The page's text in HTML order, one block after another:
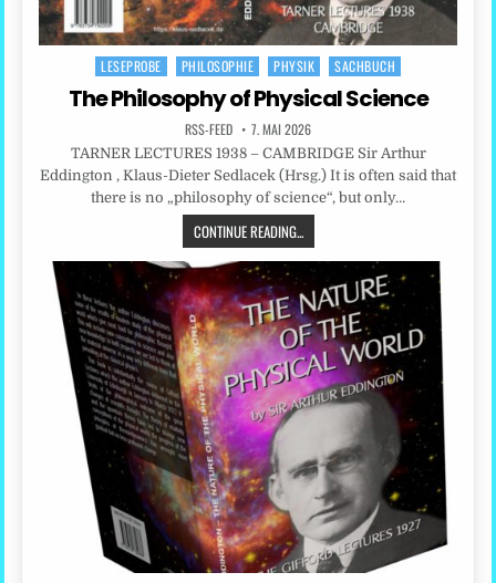
Posted
LESEPROBE PHILOSOPHIE PHYSIK SACHBUCH
The Philosophy of Physical Science
RSS-FEED 7. MAI 2026
TARNER LECTURES 1938 – CAMBRIDGE Sir Arthur
Eddington , Klaus-Dieter Sedlacek (Hrsg.) It is often said that
there is no „philosophy of science“, but only…
CONTINUE READING...